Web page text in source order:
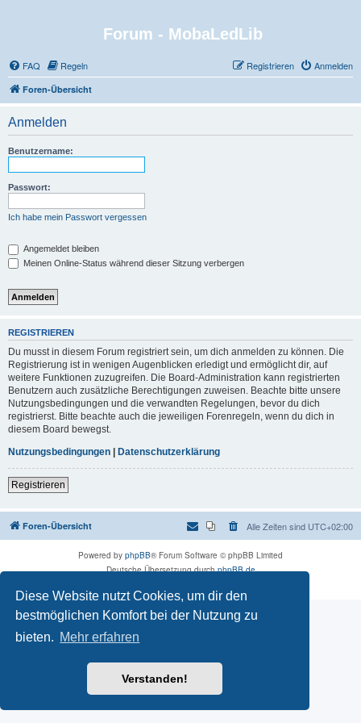
Diese Website nutzt Cookies, um dir den
bestmöglichen Komfort bei der Nutzung zu
bieten. Mehr erfahren
Verstanden!
Forum - MobaLedLib
FAQ Regeln Anmelden
Registrieren
Foren-Übersicht
Anmelden
Benutzername:
Passwort:
Ich habe mein Passwort vergessen
Angemeldet bleiben
Meinen Online-Status während dieser Sitzung verbergen
REGISTRIEREN
Du musst in diesem Forum registriert sein, um dich anmelden zu können. Die
Registrierung ist in wenigen Augenblicken erledigt und ermöglicht dir, auf
weitere Funktionen zuzugreifen. Die Board-Administration kann registrierten
Benutzern auch zusätzliche Berechtigungen zuweisen. Beachte bitte unsere
Nutzungsbedingungen und die verwandten Regelungen, bevor du dich
registrierst. Bitte beachte auch die jeweiligen Forenregeln, wenn du dich in
diesem Board bewegst.
Nutzungsbedingungen | Datenschutzerklärung
Registrieren
Foren-Übersicht Alle Zeiten sind UTC+02:00
Powered by phpBB® Forum Software © phpBB Limited
Deutsche Übersetzung durchphpBB.de